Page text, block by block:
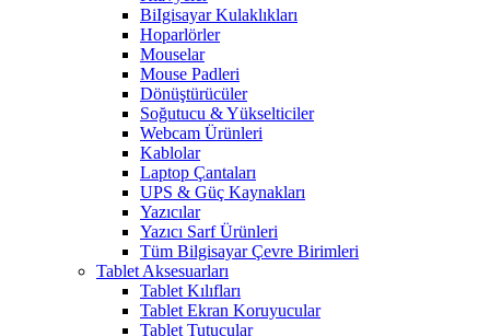
BiIgisayar Kulaklıkları
Hoparlörler
Mouselar
Mouse Padleri
Dönüştürücüler
Soğutucu & Yükselticiler
Webcam Ürünleri
Kablolar
Laptop Çantaları
UPS & Güç Kaynakları
Yazıcılar
Yazıcı Sarf Ürünleri
Tüm Bilgisayar Çevre Birimleri
Tablet Aksesuarları
Tablet Kılıfları
Tablet Ekran Koruyucular
Tablet Tutucular